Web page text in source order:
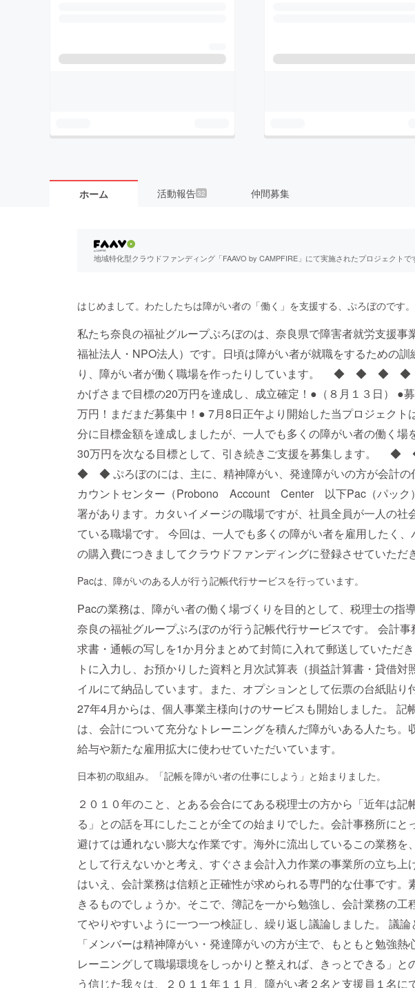
ホーム 活動報告32 仲間募集
地域特化型クラウドファンディング「FAAVO by CAMPFIRE」にて実施されたプロジェクトで
はじめまして。わたしたちは障がい者の「働く」を支援する、ぷろぼのです。
私たち奈良の福祉グループぷろぼのは、奈良県で障害者就労支援事
福祉法人・NPO法人）です。日頃は障がい者が就職をするための訓
り、障がい者が働く職場を作ったりしています。 ◆
かげさまで目標の20万円を達成し、成立確定！●（８月１３日） ●
万円！まだまだ募集中！● 7月8日正午より開始した当プロジェクト
分に目標金額を達成しましたが、一人でも多くの障がい者の働く場
30万円を次なる目標として、引き続きご支援を募集し
◆ ◆ ぷろぼのには、主に、精神障がい、発達障がいの方が会計の
カウントセンター（Probono Account Center 以下Pac（パック
署があります。カタいイメージの職場ですが、社員全員が一人の社
ている職場です。 今回は、一人でも多くの障がい者を雇用したく、
の購入費につきましてクラウドファンディングに登録させていただ
Pacは、障がいのある人が行う記帳代行サービスを行っています。
Pacの業務は、障がい者の働く場づくりを目的として、税理士の指
奈良の福祉グループぷろぼのが行う記帳代行サービスです。 会計
求書・通帳の写しを1か月分まとめて封筒に入れて郵送していただ
トに入力し、お預かりした資料と月次試算表（損益計算書・貸借対
イルにて納品しています。また、オプションとして伝票の台紙貼り
27年4月からは、個人事業主様向けのサービスも開始しました。 記
は、会計について充分なトレーニングを積んだ障がいある人たち。
給与や新たな雇用拡大に使わせていただいています。
日本初の取組み。「記帳を障がい者の仕事にしよう」と始まりました。
２０１０年のこと、とある会合にてある税理士の方から「近年は記
る」との話を耳にしたことが全ての始まりでした。会計事務所にと
避けては通れない膨大な作業です。海外に流出しているこの業務を
として行えないかと考え、すぐさま会計入力作業の事業所の立ち上
はいえ、会計業務は信頼と正確性が求められる専門的な仕事です。
きるものでしょうか。そこで、簿記を一から勉強し、会計業務の工
てやりやすいように一つ一つ検証し、繰り返し議論しました。 議論
「メンバーは精神障がい・発達障がいの方が主で、もともと勉強熱
レーニングして職場環境をしっかりと整えれば、きっとできる」と
う信じた我々は、２０１１年１１月、障がい者２名と支援員１名に